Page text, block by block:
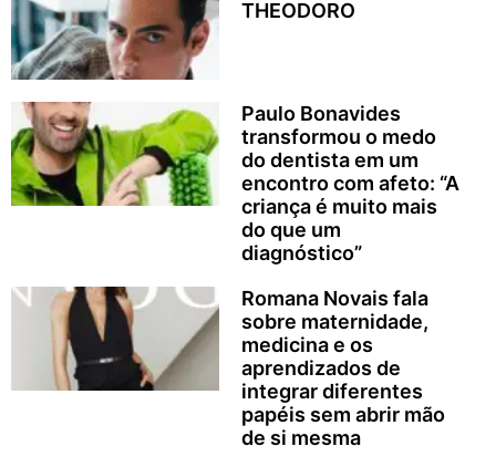
THEODORO
Paulo Bonavides
transformou o medo
do dentista em um
encontro com afeto: “A
criança é muito mais
do que um
diagnóstico”
Romana Novais fala
sobre maternidade,
medicina e os
aprendizados de
integrar diferentes
papéis sem abrir mão
de si mesma